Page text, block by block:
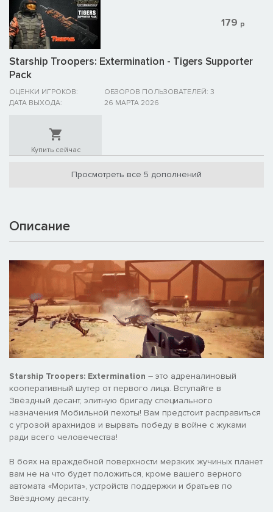
Starship Troopers: Extermination - Tigers Supporter
Pack
ОЦЕНКИ ИГРОКОВ:
ОБЗОРОВ ПОЛЬЗОВАТЕЛЕЙ: 3
ДАТА ВЫХОДА:
26 МАРТА 2026
179 р
Купить сейчас
Просмотреть все 5 дополнений
Описание
Starship Troopers: Extermination – это адреналиновый
кооперативный шутер от первого лица. Вступайте в
Звёздный десант, элитную бригаду специального
назначения Мобильной пехоты! Вам предстоит расправиться
с угрозой арахнидов и вырвать победу в войне с жуками
ради всего человечества!
В боях на враждебной поверхности мерзких жучиных планет
вам не на что будет положиться, кроме вашего верного
автомата «Морита», устройств поддержки и братьев по
Звёздному десанту.